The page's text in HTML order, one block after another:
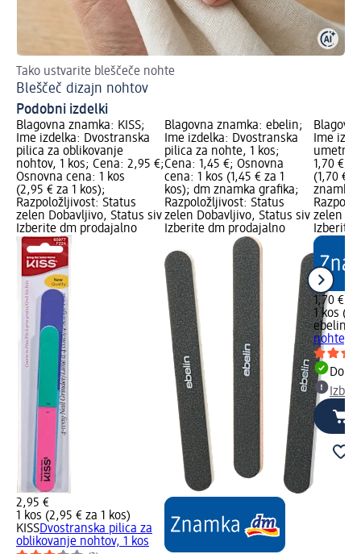
Tako ustvarite bleščeče nohte
Bleščeč dizajn nohtov
Podobni izdelki
Blagovna znamka: KISS;
Ime izdelka: Dvostranska
pilica za oblikovanje
nohtov, 1 kos; Cena: 2,95 €;
Osnovna cena: 1 kos
(2,95 € za 1 kos);
Razpoložljivost: Status
zelen Dobavljivo, Status siv
Izberite dm prodajalno
2,95 €
1 kos (2,95 € za 1 kos)
KISSDvostranska pilica za
oblikovanje nohtov, 1 kos
Blagovna znamka: ebelin;
Ime izdelka: Dvostranska
pilica za nohte, 1 kos;
Cena: 1,45 €; Osnovna
cena: 1 kos (1,45 € za 1
kos); dm znamka grafika;
Razpoložljivost: Status
zelen Dobavljivo, Status siv
Izberite dm prodajalno
Ime
umetne
1,70 €;
(1,70 €
znamka
zelen
Izberite
1,70 €
1 kos
ebelin
nohte, 1